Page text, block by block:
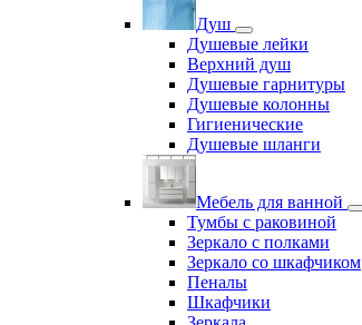
Душ
Душевые лейки
Верхний душ
Душевые гарнитуры
Душевые колонны
Гигиенические
Душевые шланги
Мебель для ванной
Тумбы с раковиной
Зеркало с полками
Зеркало со шкафчиком
Пеналы
Шкафчики